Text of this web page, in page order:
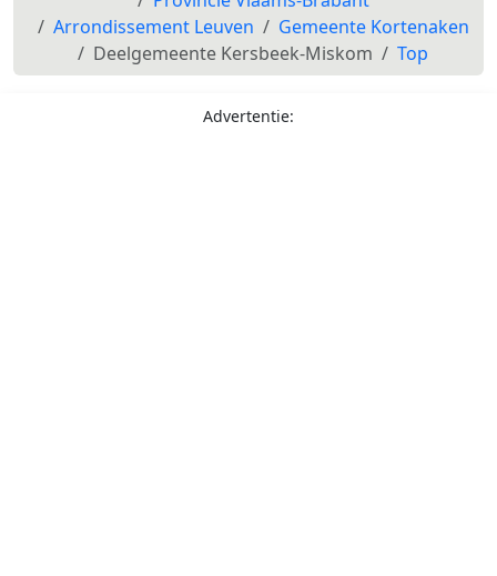
Arrondissement Leuven
Gemeente Kortenaken
Deelgemeente Kersbeek-Miskom
Top
Advertentie: